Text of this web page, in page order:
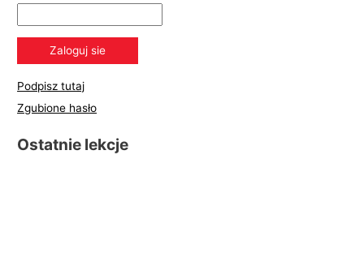
Podpisz tutaj
Zgubione hasło
Ostatnie lekcje